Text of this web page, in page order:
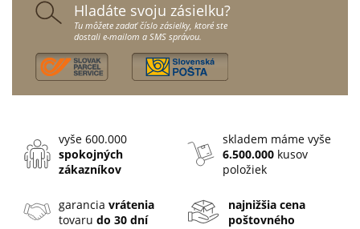
Hladáte svoju zásielku?
Tu môžete zadať číslo zásielky, ktoré ste
dostali e-mailom a SMS správou.
vyše 600.000
spokojných
zákazníkov
skladem máme vyše
6.500.000 kusov
položiek
garanciavrátenia
tovarudo 30 dní
najnižšia cena
poštovného